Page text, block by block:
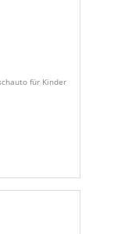
für Kinder